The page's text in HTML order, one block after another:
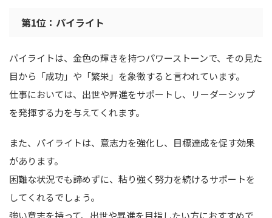
第1位：パイライト
パイライトは、金色の輝きを持つパワーストーンで、その見た
目から「成功」や「繁栄」を象徴すると言われています。
仕事においては、出世や昇進をサポートし、リーダーシップ
を発揮する力を与えてくれます。
また、パイライトは、意志力を強化し、目標達成を促す効果
があります。
困難な状況でも諦めずに、粘り強く努力を続けるサポートを
してくれるでしょう。
強い意志を持って、出世や昇進を目指したい方におすすめで